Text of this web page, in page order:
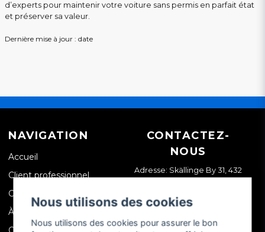
d’experts pour maintenir votre voiture sans permis en parfait état
et préserver sa valeur.
Dernière mise à jour : date
NAVIGATION
Accueil
Client professionnel
Contactez-nous
À propos de nous
CONTACTEZ-
NOUS
Adresse: Skällinge By 31, 432
Nous utilisons des cookies
Nous utilisons des cookies pour assurer le bon